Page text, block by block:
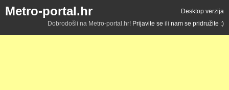
Metro-portal.hr
Desktop verzija
Dobrodošli na Metro-portal.hr! Prijavite se ili nam se pridružite :)